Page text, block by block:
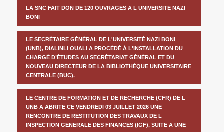
LA SNC FAIT DON DE 120 OUVRAGES A L UNIVERSITE NAZI
BONI
LE SECRÉTAIRE GÉNÉRAL DE L'UNIVERSITÉ NAZI BONI
(UNB), DIALINLI OUALI A PROCÉDÉ À L'INSTALLATION DU
CHARGÉ D’ÉTUDES AU SECRÉTARIAT GÉNÉRAL ET DU
NOUVEAU DIRECTEUR DE LA BIBLIOTHÈQUE UNIVERSITAIRE
CENTRALE (BUC).
LE CENTRE DE FORMATION ET DE RECHERCHE (CFR) DE L
UNB A ABRITE CE VENDREDI 03 JUILLET 2026 UNE
RENCONTRE DE RESTITUTION DES TRAVAUX DE L
INSPECTION GENERALE DES FINANCES (IGF), SUITE A UNE